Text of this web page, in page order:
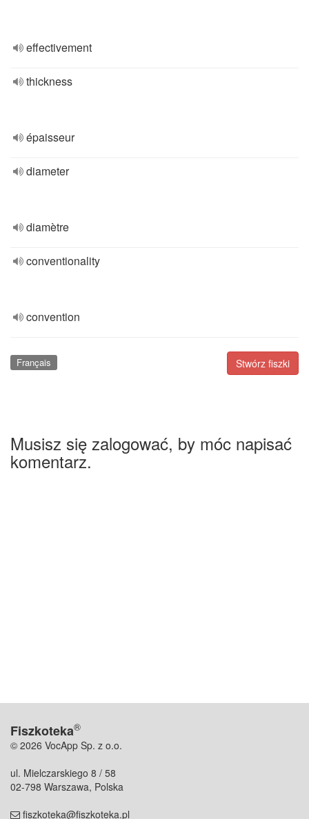
effectivement
thickness
épaisseur
diameter
diamètre
conventionality
convention
Stwórz fiszki
Français
Musisz się zalogować, by móc napisać
komentarz.
Fiszkoteka®
© 2026 VocApp Sp. z o.o.
ul. Mielczarskiego 8 / 58
02-798 Warszawa, Polska
fiszkoteka@fiszkoteka.pl